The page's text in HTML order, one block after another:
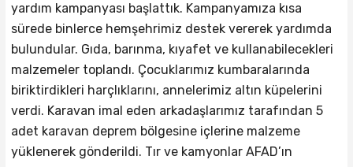
yardım kampanyası başlattık. Kampanyamıza kısa
sürede binlerce hemşehrimiz destek vererek yardımda
bulundular. Gıda, barınma, kıyafet ve kullanabilecekleri
malzemeler toplandı. Çocuklarımız kumbaralarında
biriktirdikleri harçlıklarını, annelerimiz altın küpelerini
verdi. Karavan imal eden arkadaşlarımız tarafından 5
adet karavan deprem bölgesine içlerine malzeme
yüklenerek gönderildi. Tır ve kamyonlar AFAD’ın